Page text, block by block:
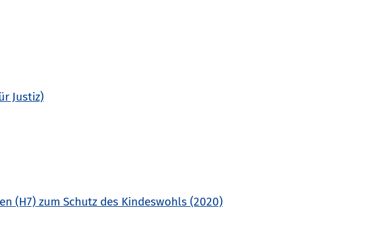
Justiz)
(H7) zum Schutz des Kindeswohls (2020)